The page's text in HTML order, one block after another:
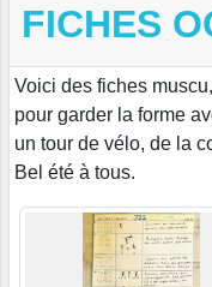
FICHES
Voici des fiches
pour garder la forme
un tour de vélo, de la
Bel été à tous.